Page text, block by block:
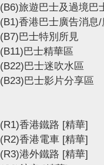
(B6)旅遊巴士及過境巴
(B1)香港巴士廣告消息
(B7)巴士特別所見
(B11)巴士精華區
(B22)巴士迷吹水區
(B23)巴士影片分享區
(R1)香港鐵路 [精華]
(R2)香港電車 [精華]
(R3)港外鐵路 [精華]